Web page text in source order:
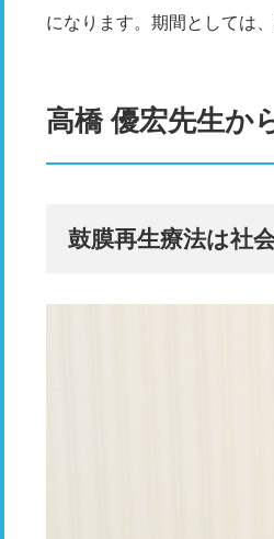
になります。期間としては
高橋 優宏先生か
鼓膜再生療法は社